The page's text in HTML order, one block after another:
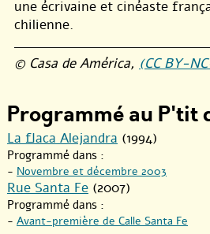
une écrivaine et cinéaste
chilienne.
© Casa de América, (CC BY-
Programmé au P'tit
La flaca Alejandra (1994)
Programmé dans :
- Novembre et décembre 2003
Rue Santa Fe (2007)
Programmé dans :
- Avant-première de Calle Santa Fe